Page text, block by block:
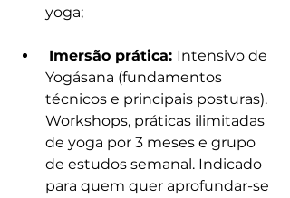
yoga;
Imersão prática: Intensivo de
Yogásana (fundamentos
técnicos e principais posturas).
Workshops, práticas ilimitadas
de yoga por 3 meses e grupo
de estudos semanal. Indicado
para quem quer aprofundar-se